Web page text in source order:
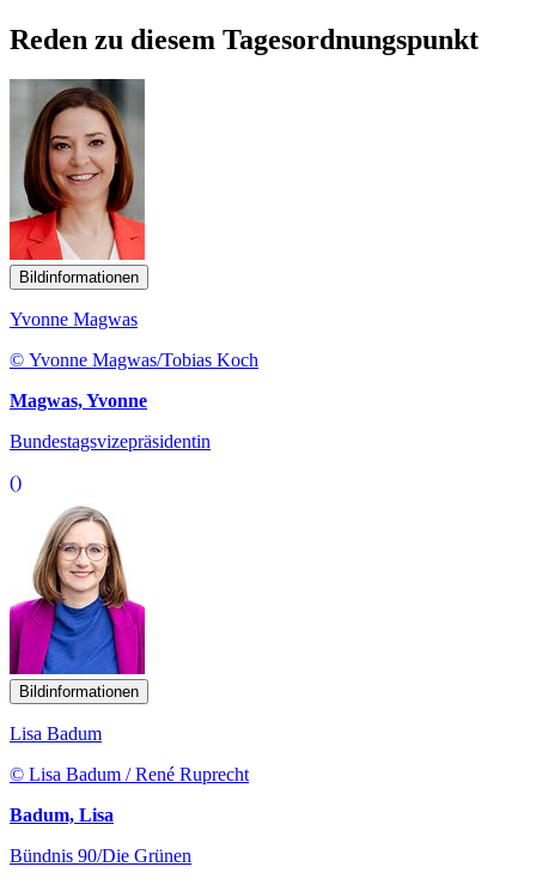
Reden zu diesem Tagesordnungspunkt
Bildinformationen
Yvonne Magwas
© Yvonne Magwas/Tobias Koch
Magwas, Yvonne
Bundestagsvizepräsidentin
()
Bildinformationen
Lisa Badum
© Lisa Badum / René Ruprecht
Badum, Lisa
Bündnis 90/Die Grünen